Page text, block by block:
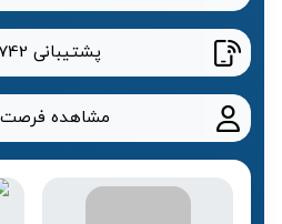
پشتیبانی
مشاهده